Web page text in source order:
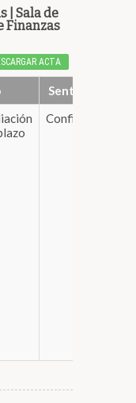
| Sala de
Finanzas
ACTA
Sentido
Confirma